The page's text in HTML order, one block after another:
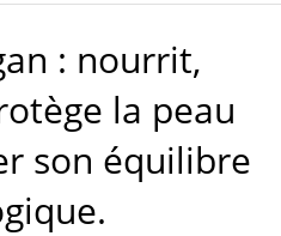
: nourrit,
la peau
son équilibre